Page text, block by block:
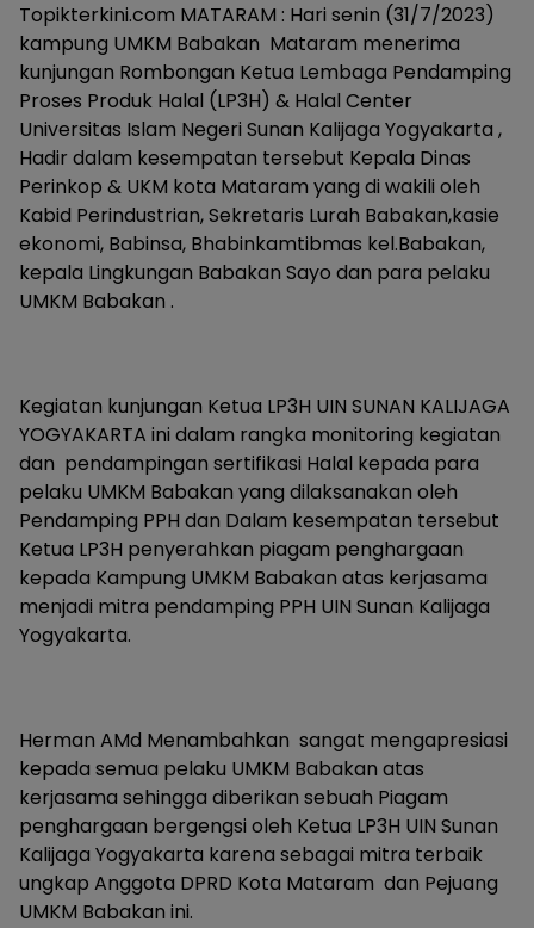
Topikterkini.com MATARAM : Hari senin (31/7/2023)
kampung UMKM Babakan Mataram menerima
kunjungan Rombongan Ketua Lembaga Pendamping
Proses Produk Halal (LP3H) & Halal Center
Universitas Islam Negeri Sunan Kalijaga Yogyakarta ,
Hadir dalam kesempatan tersebut Kepala Dinas
Perinkop & UKM kota Mataram yang di wakili oleh
Kabid Perindustrian, Sekretaris Lurah Babakan,kasie
ekonomi, Babinsa, Bhabinkamtibmas kel.Babakan,
kepala Lingkungan Babakan Sayo dan para pelaku
UMKM Babakan .
Kegiatan kunjungan Ketua LP3H UIN SUNAN KALIJAGA
YOGYAKARTA ini dalam rangka monitoring kegiatan
dan pendampingan sertifikasi Halal kepada para
pelaku UMKM Babakan yang dilaksanakan oleh
Pendamping PPH dan Dalam kesempatan tersebut
Ketua LP3H penyerahkan piagam penghargaan
kepada Kampung UMKM Babakan atas kerjasama
menjadi mitra pendamping PPH UIN Sunan Kalijaga
Yogyakarta.
Herman AMd Menambahkan sangat mengapresiasi
kepada semua pelaku UMKM Babakan atas
kerjasama sehingga diberikan sebuah Piagam
penghargaan bergengsi oleh Ketua LP3H UIN Sunan
Kalijaga Yogyakarta karena sebagai mitra terbaik
ungkap Anggota DPRD Kota Mataram dan Pejuang
UMKM Babakan ini.